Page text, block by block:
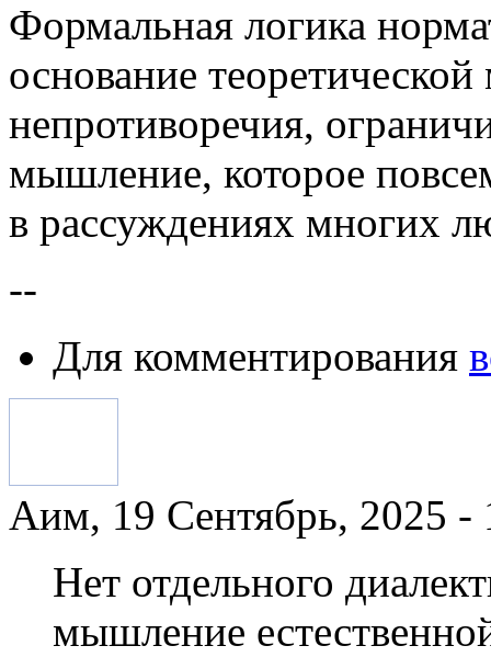
Формальная логика
основание
непротиворечия,
мышление, которое
в рассуждениях многих
--
Для комментирования
Аим, 19 Сентябрь, 2025
Нет отдельного
мышление